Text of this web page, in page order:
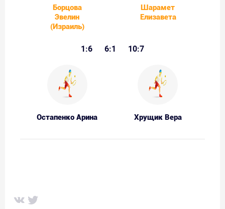
Борцова
Эвелин
(Израиль)
Шарамет
Елизавета
1:6 6:1 10:7
Остапенко Арина Хрущик Вера